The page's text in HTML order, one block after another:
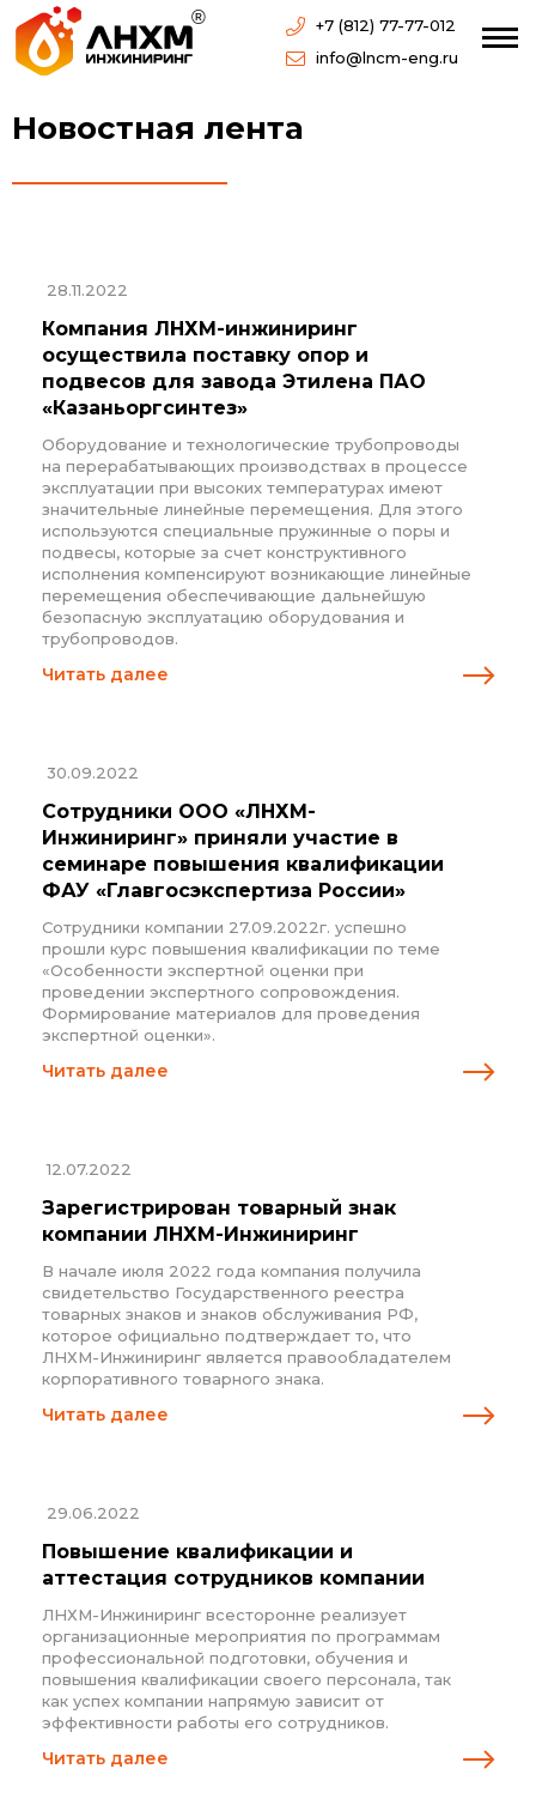
+7 (812) 77-77-012
info@lncm-eng.ru
Новостная лента
28.11.2022
Компания ЛНХМ-инжиниринг
осуществила поставку опор и
подвесов для завода Этилена ПАО
«Казаньоргсинтез»
Оборудование и технологические трубопроводы
на перерабатывающих производствах в процессе
эксплуатации при высоких температурах имеют
значительные линейные перемещения. Для этого
используются специальные пружинные о поры и
подвесы, которые за счет конструктивного
исполнения компенсируют возникающие линейные
перемещения обеспечивающие дальнейшую
безопасную эксплуатацию оборудования и
трубопроводов.
Читать далее
30.09.2022
Сотрудники ООО «ЛНХМ-
Инжиниринг» приняли участие в
семинаре повышения квалификации
ФАУ «Главгосэкспертиза России»
Сотрудники компании 27.09.2022г. успешно
прошли курс повышения квалификации по теме
«Особенности экспертной оценки при
проведении экспертного сопровождения.
Формирование материалов для проведения
экспертной оценки».
Читать далее
12.07.2022
Зарегистрирован товарный знак
компании ЛНХМ-Инжиниринг
В начале июля 2022 года компания получила
свидетельство Государственного реестра
товарных знаков и знаков обслуживания РФ,
которое официально подтверждает то, что
ЛНХМ-Инжиниринг является правообладателем
корпоративного товарного знака.
Читать далее
29.06.2022
Повышение квалификации и
аттестация сотрудников компании
ЛНХМ-Инжиниринг всесторонне реализует
организационные мероприятия по программам
профессиональной подготовки, обучения и
повышения квалификации своего персонала, так
как успех компании напрямую зависит от
эффективности работы его сотрудников.
Читать далее